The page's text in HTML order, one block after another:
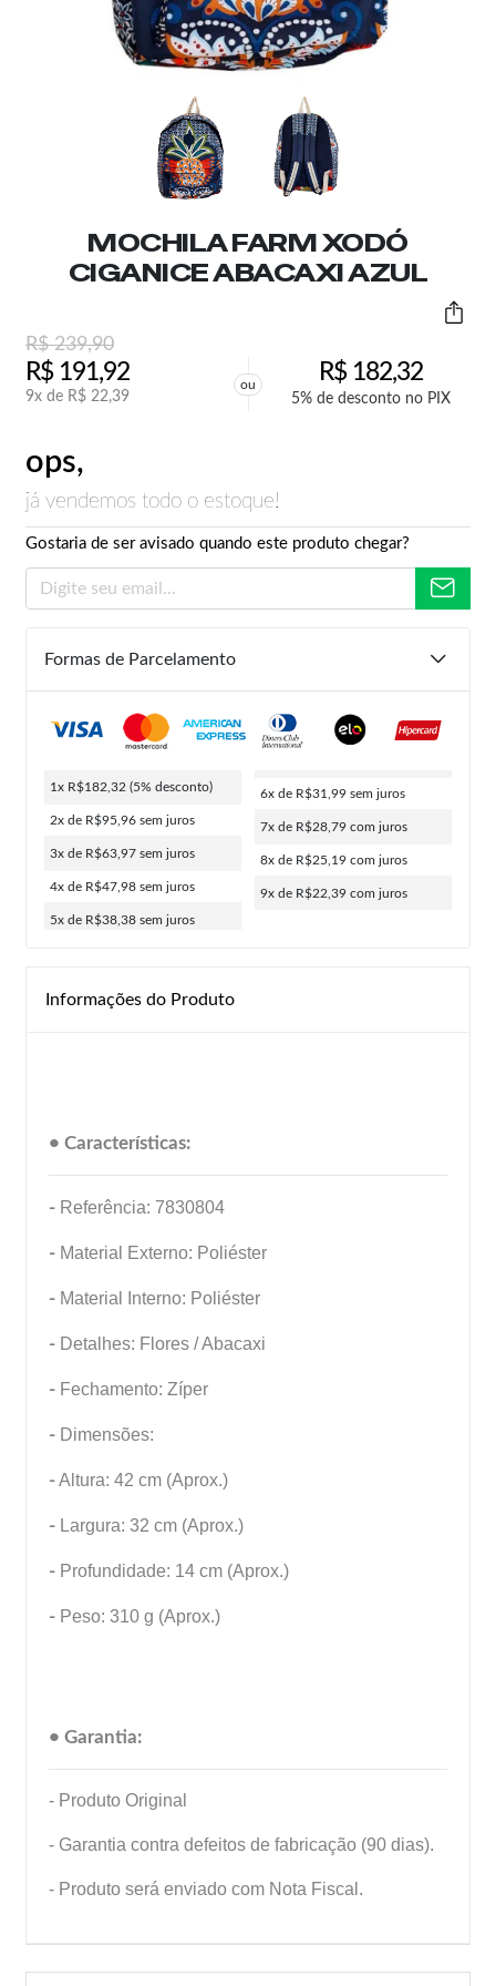
MOCHILA FARM XODÓ
CIGANICE ABACAXI AZUL
R$239,90
R$191,92
9x de R$ 22,39
ou R$182,32
5% de desconto no PIX
ops,
já vendemos todo o estoque!
Gostaria de ser avisado quando este produto chegar?
Formas de Parcelamento
1x R$182,32 (5% desconto)
2x de R$95,96 sem juros
3x de R$63,97 sem juros
4x de R$47,98 sem juros
5x de R$38,38 sem juros
6x de R$31,99 sem juros
7x de R$28,79 com juros
8x de R$25,19 com juros
9x de R$22,39 com juros
Informações do Produto
• Características:
- Referência: 7830804
- Material Externo: Poliéster
- Material Interno: Poliéster
- Detalhes: Flores / Abacaxi
- Fechamento: Zíper
- Dimensões:
-Altura: 42 cm (Aprox.)
- Largura: 32 cm (Aprox.)
- Profundidade: 14 cm (Aprox.)
- Peso: 310 g (Aprox.)
• Garantia:
- Produto Original
- Garantia contra defeitos de fabricação (90 dias).
- Produto será enviado com Nota Fiscal.